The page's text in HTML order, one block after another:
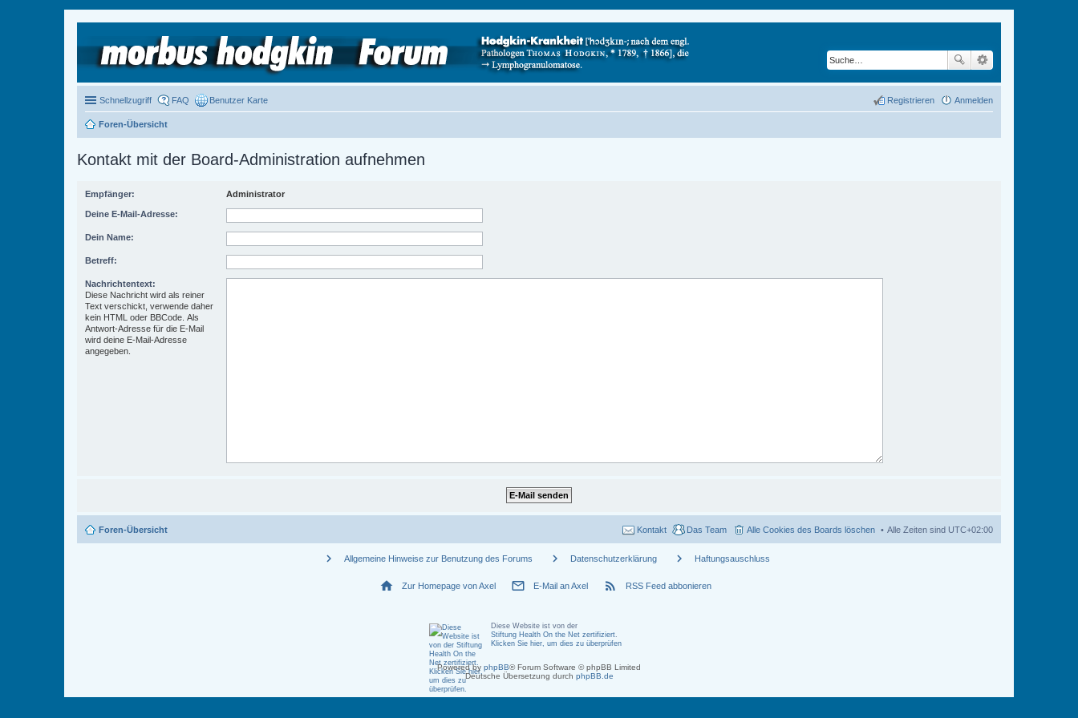
Schnellzugriff FAQ Benutzer Karte Anmelden
Registrieren
Foren-Übersicht
Kontakt mit der Board-Administration aufnehmen
Empfänger: Administrator
Deine E-Mail-Adresse:
Dein Name:
Betreff:
Nachrichtentext:
Diese Nachricht wird als reiner
Text verschickt, verwende daher
kein HTML oder BBCode. Als
Antwort-Adresse für die E-Mail
wird deine E-Mail-Adresse
angegeben.
Foren-Übersicht Alle Zeiten sind UTC+02:00
Alle Cookies des Boards löschen
Das Team
Kontakt
chevron_right Allgemeine Hinweise zur Benutzung des Forums chevron_right Datenschutzerklärung chevron_right Haftungsauschluss
home Zur Homepage von Axel mail_outline E-Mail an Axel rss_feed RSS Feed abbonieren
Diese Website ist von der
Stiftung Health On the Net zertifiziert.
Klicken Sie hier, um dies zu überprüfen
Powered by phpBB® Forum Software © phpBB Limited
Deutsche Übersetzung durch phpBB.de